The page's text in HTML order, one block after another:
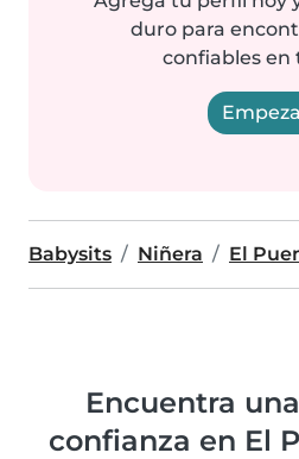
duro para
confiables en
Babysits Niñera El
Encuentra
confianza en El